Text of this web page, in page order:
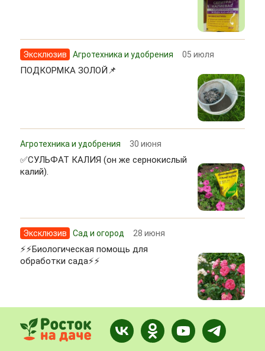
Эксклюзив Агротехника и удобрения 05 июля
ПОДКОРМКА ЗОЛОЙ📌
Агротехника и удобрения 30 июня
✅СУЛЬФАТ КАЛИЯ (он же сернокислый
калий).
Эксклюзив Сад и огород 28 июня
⚡⚡Биологическая помощь для
обработки сада⚡⚡